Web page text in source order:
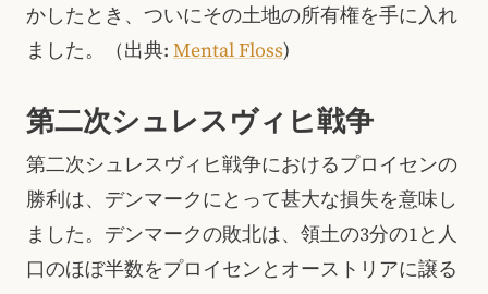
かしたとき、ついにその土地の所有権を手に入れ
ました。（出典: Mental Floss)
第二次シュレスヴィヒ戦争
第二次シュレスヴィヒ戦争におけるプロイセンの
勝利は、デンマークにとって甚大な損失を意味し
ました。デンマークの敗北は、領土の3分の1と人
口のほぼ半数をプロイセンとオーストリアに譲る